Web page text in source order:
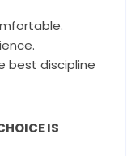
best discipline
IS